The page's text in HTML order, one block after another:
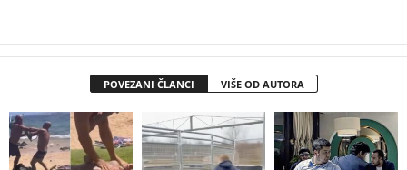
POVEZANI ČLANCI VIŠE OD AUTORA